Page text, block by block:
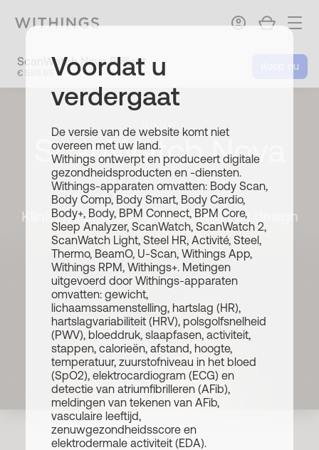
Voordat u
verdergaat
De versie van de website komt niet
overeen met uw land.
Withings ontwerpt en produceert digitale
gezondheidsproducten en -diensten.
Withings-apparaten omvatten: Body Scan,
Body Comp, Body Smart, Body Cardio,
Body+, Body, BPM Connect, BPM Core,
Sleep Analyzer, ScanWatch, ScanWatch 2,
ScanWatch Light, Steel HR, Activité, Steel,
Thermo, BeamO, U-Scan, Withings App,
Withings RPM, Withings+. Metingen
uitgevoerd door Withings-apparaten
omvatten: gewicht,
lichaamssamenstelling, hartslag (HR),
hartslagvariabiliteit (HRV), polsgolfsnelheid
(PWV), bloeddruk, slaapfasen, activiteit,
stappen, calorieën, afstand, hoogte,
temperatuur, zuurstofniveau in het bloed
(SpO2), elektrocardiogram (ECG) en
detectie van atriumfibrilleren (AFib),
meldingen van tekenen van AFib,
vasculaire leeftijd,
zenuwgezondheidsscore en
elektrodermale activiteit (EDA).
ScanWatch Nova Brilliant
€ 599.95
Koop nu
NIEUW
ScanWatch Nova
BRILLIANT EDITION
Klinische precisie* ontmoet tijdloos design